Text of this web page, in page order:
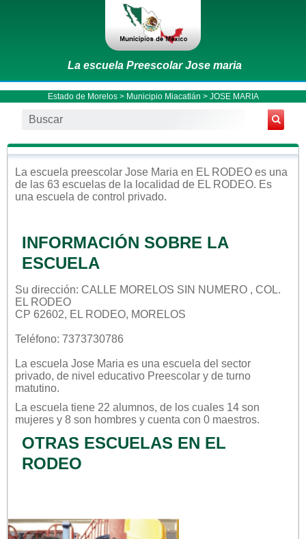
La escuela Preescolar Jose maria
Estado de Morelos> Municipio Miacatlán > JOSE MARIA
La escuela preescolar Jose Maria en EL RODEO es una
de las 63 escuelas de la localidad de EL RODEO. Es
una escuela de control privado.
INFORMACIÓN SOBRE LA
ESCUELA
Su dirección: CALLE MORELOS SIN NUMERO , COL.
EL RODEO
CP 62602, EL RODEO, MORELOS
Teléfono: 7373730786
La escuela Jose Maria es una escuela del sector
privado, de nivel educativo Preescolar y de turno
matutino.
La escuela tiene 22 alumnos, de los cuales 14 son
mujeres y 8 son hombres y cuenta con 0 maestros.
OTRAS ESCUELAS EN EL
RODEO